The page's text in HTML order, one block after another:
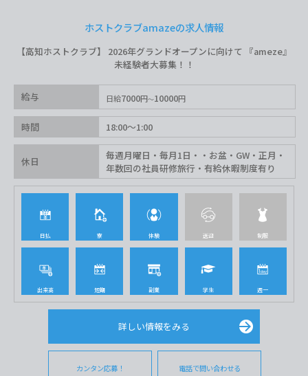
ホストクラブamazeの求人情報
【高知ホストクラブ】 2026年グランドオープンに向けて 『ameze』
未経験者大募集！！
給与 日給7000円 10000円
時間 18:00〜1:00
休日
毎週月曜日・毎月1日・・お盆・GW・正月・
年数回の社員研修旅行・有給休暇制度有り
日払 寮 体験 送迎 制服
出来高 短期 副業 学生 週一
詳しい情報をみる
カンタン応募！ 電話で問い合わせる